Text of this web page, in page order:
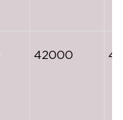
42000